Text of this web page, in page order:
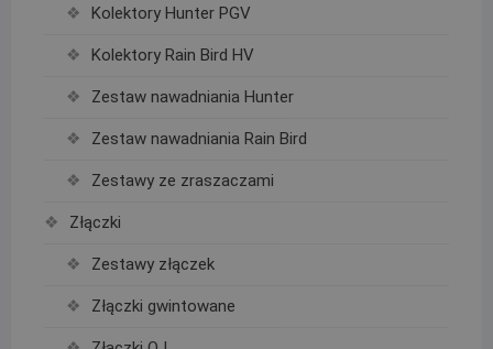
Kolektory Hunter PGV
Kolektory Rain Bird HV
Zestaw nawadniania Hunter
Zestaw nawadniania Rain Bird
Zestawy ze zraszaczami
Złączki
Zestawy złączek
Złączki gwintowane